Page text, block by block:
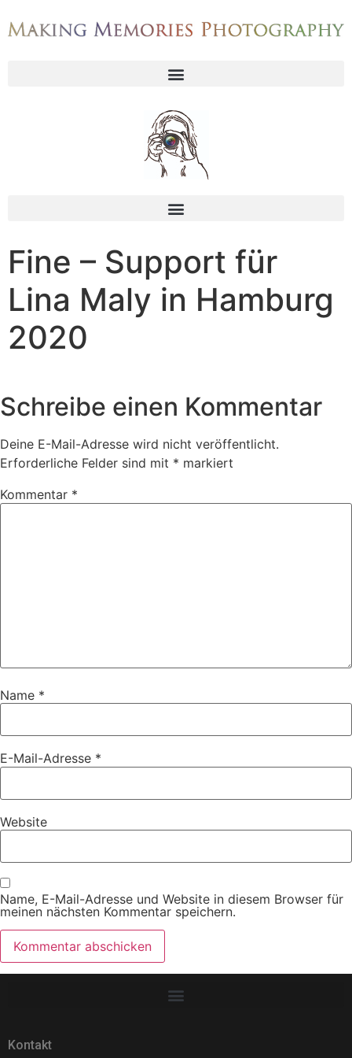
Fine – Support für
Lina Maly in Hamburg
2020
Schreibe einen Kommentar
Deine E-Mail-Adresse wird nicht veröffentlicht.
Erforderliche Felder sind mit * markiert
Kommentar *
Name *
E-Mail-Adresse *
Website
Name, E-Mail-Adresse und Website in diesem Browser für
meinen nächsten Kommentar speichern.
Kontakt